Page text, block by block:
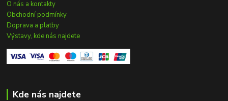
O nás a kontakty
Obchodní podmínky
Doprava a platby
Výstavy, kde nás najdete
Kde nás najdete